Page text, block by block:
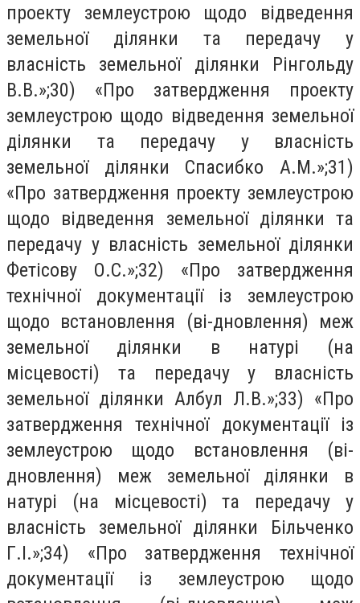
проекту землеустрою щодо відведення
земельної ділянки та передачу у
власність земельної ділянки Рінгольду
В.В.»;30) «Про затвердження проекту
землеустрою щодо відведення земельної
ділянки та передачу у власність
земельної ділянки Спасибко А.М.»;31)
«Про затвердження проекту землеустрою
щодо відведення земельної ділянки та
передачу у власність земельної ділянки
Фетісову О.С.»;32) «Про затвердження
технічної документації із землеустрою
щодо встановлення (ві-дновлення) меж
земельної ділянки в натурі (на
місцевості) та передачу у власність
земельної ділянки Албул Л.В.»;33) «Про
затвердження технічної документації із
землеустрою щодо встановлення (ві-
дновлення) меж земельної ділянки в
натурі (на місцевості) та передачу у
власність земельної ділянки Більченко
Г.І.»;34) «Про затвердження технічної
документації із землеустрою щодо